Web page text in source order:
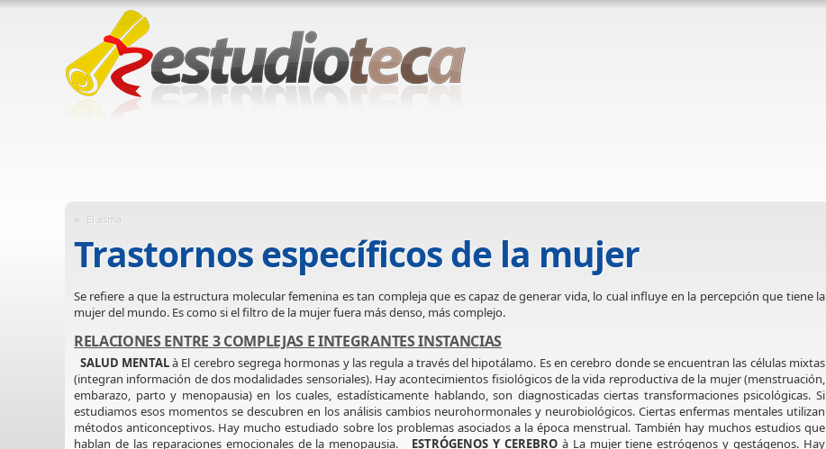
« El asma
Trastornos específicos de la mujer
Se refiere a que la estructura molecular femenina es tan compleja que es capaz de generar vida, lo cual influye en la percepción que tiene la
mujer del mundo. Es como si el filtro de la mujer fuera más denso, más complejo.
RELACIONES ENTRE 3 COMPLEJAS E INTEGRANTES INSTANCIAS
SALUD MENTALà El cerebro segrega hormonas y las regula a través del hipotálamo. Es en cerebro donde se encuentran las células mixtas
(integran información de dos modalidades sensoriales). Hay acontecimientos fisiológicos de la vida reproductiva de la mujer (menstruación,
embarazo, parto y menopausia) en los cuales, estadísticamente hablando, son diagnosticadas ciertas transformaciones psicológicas. Si
estudiamos esos momentos se descubren en los análisis cambios neurohormonales y neurobiológicos. Ciertas enfermas mentales utilizan
métodos anticonceptivos. Hay mucho estudiado sobre los problemas asociados a la época menstrual. También hay muchos estudios que
hablan de las reparaciones emocionales de la menopausia. ESTRÓGENOS Y CEREBROà La mujer tiene estrógenos y gestágenos. Hay